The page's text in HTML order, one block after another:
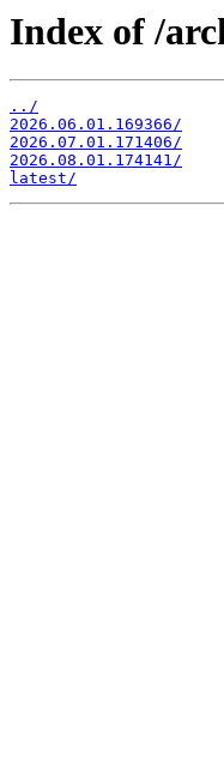
Index of /
../
2026.06.01.169366/
2026.07.01.171406/
2026.08.01.174141/
latest/